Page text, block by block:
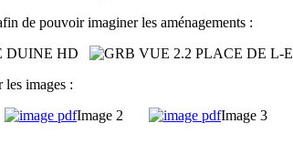
de pouvoir imaginer les aménagements :
les images :
Image 2 Image 3